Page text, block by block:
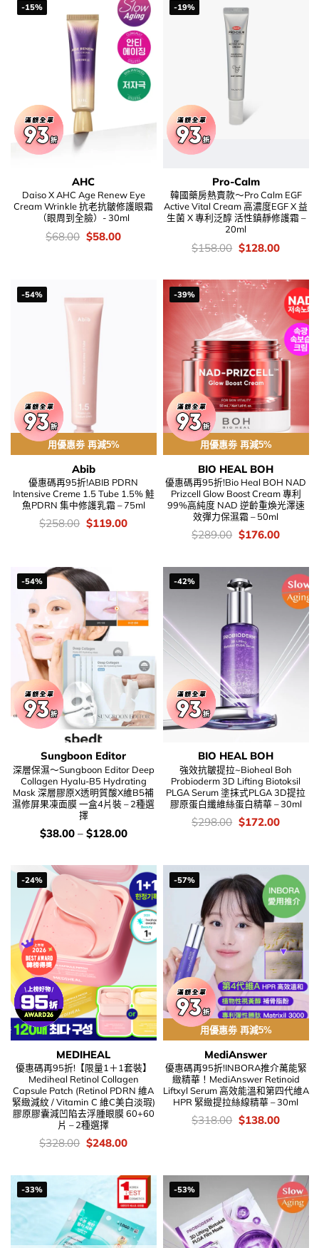
-15%
AHC
Daiso X AHC Age Renew Eye
Cream Wrinkle 抗老抗皺修護眼霜
（眼周到全臉）- 30ml
價
錢：
$68.00 Original
price
$58.00Current
-19%
Pro-Calm
韓國藥房熱賣款～Pro Calm EGF
Active Vital Cream 高濃度EGF X 益
生菌 X 專利泛醇 活性鎮靜修護霜 –
20ml
價
錢：
$158.00 Original
price
$158.00.
$128.00Current
-54%
用優惠劵 再減5%
Abib
優惠碼再95折!ABIB PDRN
Intensive Creme 1.5 Tube 1.5% 鮭
魚PDRN 集中修護乳霜 – 75ml
價
$258.00 Original
$119.00Current
-39%
用優惠劵 再減5%
BIO HEAL BOH
優惠碼再95折!Bio Heal BOH NAD
Prizcell Glow Boost Cream 專利
99%高純度 NAD 逆齡重煥光澤速
效彈力保濕霜 – 50ml
價
$289.00 Original
$289.00.
$176.00Current
-54%
Sungboon Editor
深層保濕～Sungboon Editor Deep
Collagen Hyalu-B5 Hydrating
Mask 深層膠原X透明質酸X維B5補
濕修屏果凍面膜 一盒4片裝 – 2種選
擇
價
錢：
$38.00– $128.00
-42%
BIO HEAL BOH
強效抗皺提拉~Bioheal Boh
Probioderm 3D Lifting Biotoksil
PLGA Serum 塗抹式PLGA 3D提拉
膠原蛋白纖維絲蛋白精華 – 30ml
價
錢：
$298.00 Original
price
$172.00Current
-24%
MEDIHEAL
優惠碼再95折!【限量1＋1套裝】
Mediheal Retinol Collagen
Capsule Patch (Retinol PDRN 維A
緊緻減紋 / Vitamin C 維C美白淡瑕)
膠原膠囊減凹陷去浮腫眼膜 60+60
片 – 2種選擇
價
$328.00 Original
$328.00.
$248.00Current
$248.00.
-57%
用優惠劵 再減5%
MediAnswer
優惠碼再95折!INBORA推介萬能緊
緻精華！MediAnswer Retinoid
Liftxyl Serum 高效能溫和第四代維A
HPR 緊緻提拉絲線精華 – 30ml
價
$318.00 Original
$138.00Current
-33% -53%